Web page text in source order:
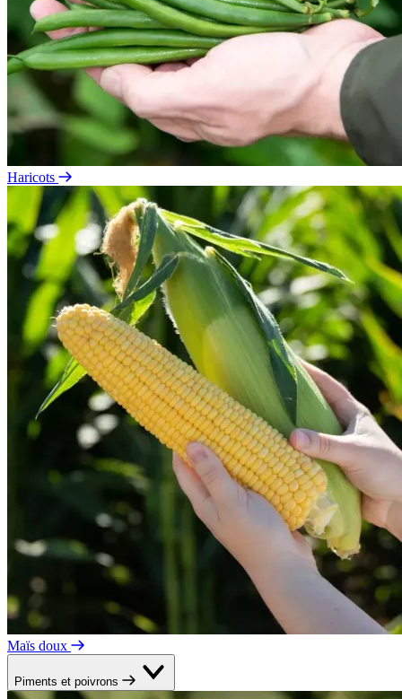
Haricots
Maïs doux
Piments et poivrons